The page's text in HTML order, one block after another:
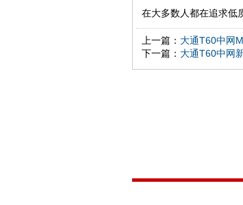
在大多数人都在追求低
上一篇： 大通T60中网
下一篇： 大通T60中网